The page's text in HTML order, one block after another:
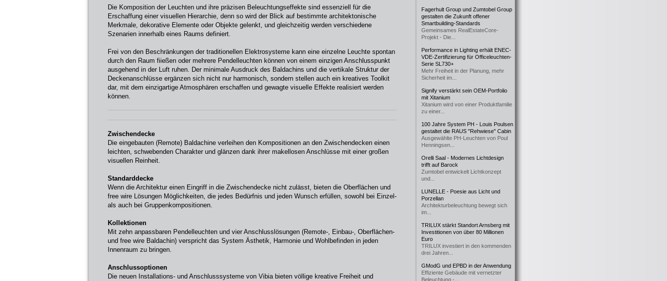
Die Komposition der Leuchten und ihre präzisen Beleuchtungseffekte sind essenziell für die
Erschaffung einer visuellen Hierarchie, denn so wird der Blick auf bestimmte architektonische
Merkmale, dekorative Elemente oder Objekte gelenkt, und gleichzeitig werden verschiedene
Szenarien innerhalb eines Raums definiert.
Frei von den Beschränkungen der traditionellen Elektrosysteme kann eine einzelne Leuchte spontan
durch den Raum fiießen oder mehrere Pendelleuchten können von einem einzigen Anschlusspunkt
ausgehend in der Luft ruhen. Der minimale Ausdruck des Baldachins und die vertikale Struktur der
Deckenanschlüsse ergänzen sich nicht nur harmonisch, sondern stellen auch ein kreatives Toolkit
dar, mit dem einzigartige Atmosphären erschaffen und gewagte visuelle Effekte realisiert werden
können.
Zwischendecke
Die eingebauten (Remote) Baldachine verleihen den Kompositionen an den Zwischendecken einen
leichten, schwebenden Charakter und glänzen dank ihrer makellosen Anschlüsse mit einer großen
visuellen Reinheit.
Standarddecke
Wenn die Architektur einen Eingriff in die Zwischendecke nicht zulässt, bieten die Oberflächen und
free wire Lösungen Möglichkeiten, die jedes Bedürfnis und jeden Wunsch erfüllen, sowohl bei Einzel-
als auch bei Gruppenkompositionen.
Kollektionen
Mit zehn anpassbaren Pendelleuchten und vier Anschlusslösungen (Remote-, Einbau-, Oberflächen-
und free wire Baldachin) verspricht das System Ästhetik, Harmonie und Wohlbefinden in jeden
Innenraum zu bringen.
Anschlussoptionen
Die neuen Installations- und Anschlusssysteme von Vibia bieten völlige kreative Freiheit und
Fagerhult Group und Zumtobel Group
gestalten die Zukunft offener
Smartbuilding-Standards
Gemeinsames RealEstateCore-
Projekt - Die...
Performance in Lighting erhält ENEC-
VDE-Zertifizierung für Officeleuchten-
Serie SL730+
Mehr Freiheit in der Planung, mehr
Sicherheit im...
Signify verstärkt sein OEM-Portfolio
mit Xitanium
Xitanium wird von einer Produktfamilie
zu einer...
100 Jahre System PH - Louis Poulsen
gestaltet die RAUS "Rehwiese" Cabin
Ausgewählte PH-Leuchten von Poul
Henningsen...
Orelli Saal - Modernes Lichtdesign
trifft auf Barock
Zumtobel entwickelt Lichtkonzept
und...
LUNELLE - Poesie aus Licht und
Porzellan
Architekturbeleuchtung bewegt sich
im...
TRILUX stärkt Standort Arnsberg mit
Investitionen von über 80 Millionen
Euro
TRILUX investiert in den kommenden
drei Jahren...
GModG und EPBD in der Anwendung
Effiziente Gebäude mit vernetzter
Beleuchtung -...